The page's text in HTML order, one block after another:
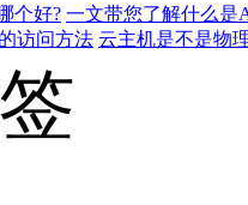
个好? 一文带您了解什么是
访问方法 云主机是不是物